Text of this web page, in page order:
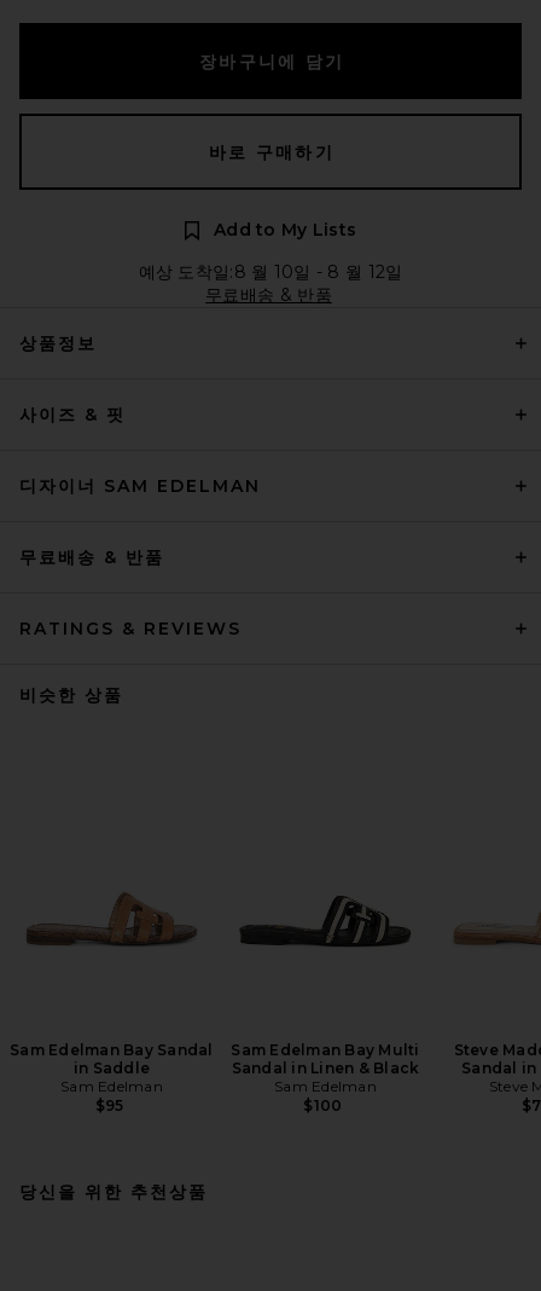
장바구니에 담기
바로 구매하기
Add to My Lists
예상 도착일:8 월 10일 - 8 월 12일
무료배송 & 반품
상품정보
사이즈 & 핏
디자이너 SAM EDELMAN
무료배송 & 반품
RATINGS & REVIEWS
비슷한 상품
Sam Edelman Bay Sandal
in Saddle
Sam Edelman
$95
Sam Edelman Bay Multi
Sandal in Linen & Black
Sam Edelman
$100
Steve
Sandal
Steve
당신을 위한 추천상품